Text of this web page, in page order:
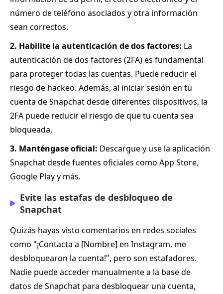
número de teléfono asociados y otra información
sean correctos.
2. Habilite la autenticación de dos factores: La
autenticación de dos factores (2FA) es fundamental
para proteger todas las cuentas. Puede reducir el
riesgo de hackeo. Además, al iniciar sesión en tu
cuenta de Snapchat desde diferentes dispositivos, la
2FA puede reducir el riesgo de que tu cuenta sea
bloqueada.
3. Manténgase oficial: Descargue y use la aplicación
Snapchat desde fuentes oficiales como App Store,
Google Play y más.
Evite las estafas de desbloqueo de
Snapchat
Quizás hayas visto comentarios en redes sociales
como "¡Contacta a [Nombre] en Instagram, me
desbloquearon la cuenta!", pero son estafadores.
Nadie puede acceder manualmente a la base de
datos de Snapchat para desbloquear una cuenta,